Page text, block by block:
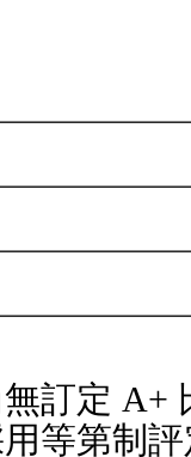
訂定 A+
等第制